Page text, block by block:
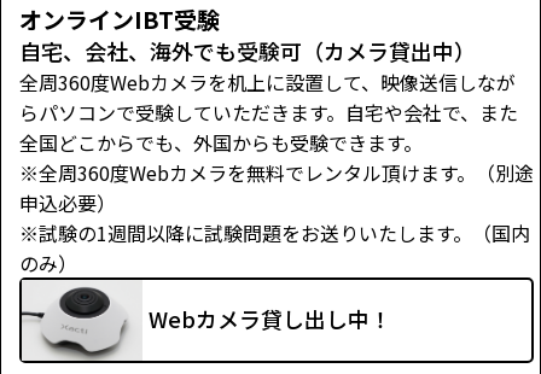
オンラインIBT受験
自宅、会社、海外でも受験可（カメラ貸出中）
全周360度Webカメラを机上に設置して、映像送信しなが
らパソコンで受験していただきます。自宅や会社で、また
全国どこからでも、外国からも受験できます。
※全周360度Webカメラを無料でレンタル頂けます。（別途
申込必要）
※試験の1週間以降に試験問題をお送りいたします。（国内
のみ）
Webカメラ貸し出し中！